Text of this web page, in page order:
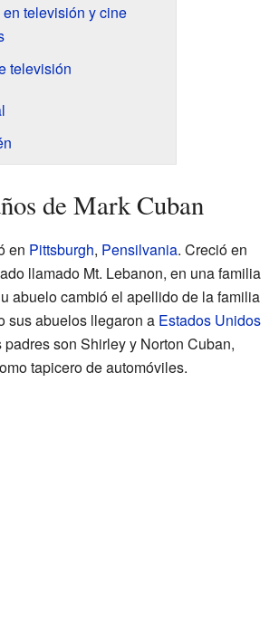
televisión y cine
televisión
de Mark Cuban
en Pittsburgh, Pensilvania. Creció en
llamado Mt. Lebanon, en una familia
abuelo cambió el apellido de la familia
sus abuelos llegaron a Estados Unidos
padres son Shirley y Norton Cuban,
tapicero de automóviles.